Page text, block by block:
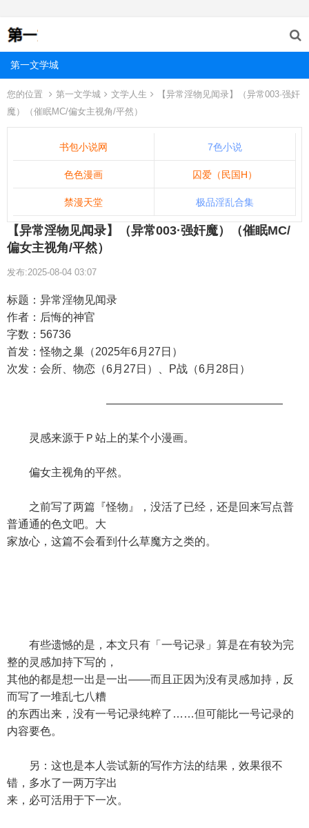
第一文学城
您的位置 第一文学城 文学人生
【异常淫物见闻录】（异常003·强奸
魔）（催眠MC/偏女主视角/平然）
书包小说网 7色小说
色色漫画 囚爱（民国H）
禁漫天堂 极品淫乱合集
【异常淫物见闻录】（异常003·强奸魔）（催眠MC/
偏女主视角/平然）
发布:2025-08-04 03:07
标题：异常淫物见闻录
作者：后悔的神官
字数：56736
首发：怪物之巢（2025年6月27日）
次发：会所、物恋（6月27日）、P战（6月28日）
————————————————
灵感来源于Ｐ站上的某个小漫画。
偏女主视角的平然。
之前写了两篇『怪物』，没活了已经，还是回来写点普
普通通的色文吧。大
家放心，这篇不会看到什么草魔方之类的。
有些遗憾的是，本文只有「一号记录」算是在有较为完
整的灵感加持下写的，
其他的都是想一出是一出——而且正因为没有灵感加持，反
而写了一堆乱七八糟
的东西出来，没有一号记录纯粹了……但可能比一号记录的
内容要色。
另：这也是本人尝试新的写作方法的结果，效果很不
错，多水了一两万字出
来，必可活用于下一次。